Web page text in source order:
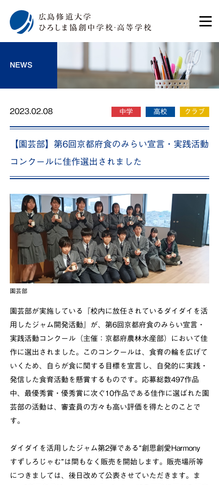
NEWS
2023.02.08 中学 高校 クラブ
【園芸部】第6回京都府食のみらい宣言・実践活動
コンクールに佳作選出されました
園芸部
園芸部が実施している『校内に放任されているダイダイを活
用したジャム開発活動』が、第6回京都府食のみらい宣言・
実践活動コンクール（主催：京都府農林水産部）において佳
作に選出されました。このコンクールは、食育の輪を広げて
いくため、自らが食に関する目標を宣言し、自発的に実践・
発信した食育活動を懸賞するものです。応募総数497作品
中、最優秀賞・優秀賞に次ぐ10作品である佳作に選ばれた園
芸部の活動は、審査員の方々も高い評価を得たとのことで
す。
ダイダイを活用したジャム第2弾である“創思創愛Harmony
すずしろじゃむ”は間もなく販売を開始します。販売場所等
につきましては、後日改めて公表させていただきます。ま